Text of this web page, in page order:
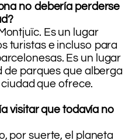
no debería perderse
Es un lugar
turistas e incluso para
Es un lugar
de parques que alberga
que ofrece.
visitar que todavía no
por suerte, el planeta